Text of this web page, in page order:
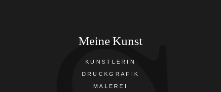
Meine Kunst
KÜNSTLERIN
DRUCKGRAFIK
MALEREI